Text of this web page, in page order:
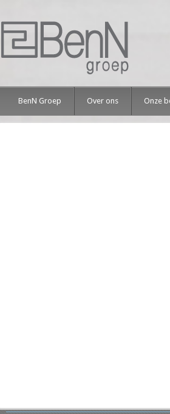
BenN Groep Over ons Onze